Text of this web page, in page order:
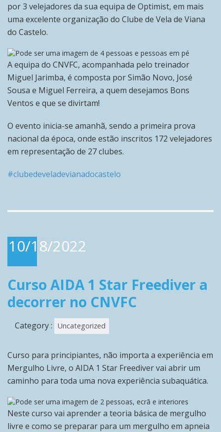
por 3 velejadores da sua equipa de Optimist, em mais
uma excelente organização do Clube de Vela de Viana
do Castelo.
A equipa do CNVFC, acompanhada pelo treinador
Miguel Jarimba, é composta por Simão Novo, José
Sousa e Miguel Ferreira, a quem desejamos Bons
Ventos e que se divirtam!
O evento inicia-se amanhã, sendo a primeira prova
nacional da época, onde estão inscritos 172 velejadores
em representação de 27 clubes.
#clubedeveladevianadocastelo
10/18/2022
Curso AIDA 1 Star Freediver a
decorrer no CNVFC
Category : Uncategorized
Curso para principiantes, não importa a experiência em
Mergulho Livre, o AIDA 1 Star Freediver vai abrir um
caminho para toda uma nova experiência subaquática.
Neste curso vai aprender a teoria básica de mergulho
livre e como se preparar para um mergulho em apneia